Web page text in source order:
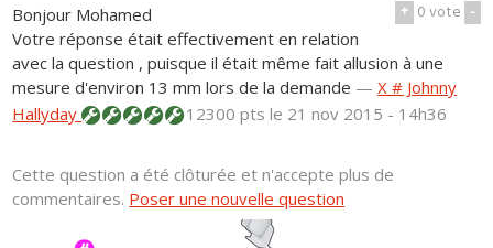
+ 0vote -
Bonjour Mohamed
Votre réponse était effectivement en relation
avec la question , puisque il était même fait allusion à une
mesure d'environ 13 mm lors de la demande —X # Johnny
Hallyday
12300 ptsle 21 nov 2015 - 14h36
Cette question a été clôturée et n'accepte plus de
commentaires. Poser une nouvelle question